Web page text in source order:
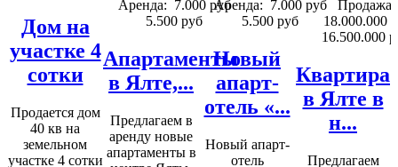
Дом на
участке 4
сотки
Продается дом
40 кв на
земельном
участке 4 сотки
Аренда: 7.000 руб
5.500 руб
Апартаменты
в Ялте,...
Предлагаем в
аренду новые
апартаменты в
Аренда: 7.000 руб
5.500 руб
Новый
апарт-
отель «...
Новый апарт-
отель
Продажа:
18.000.000
16.500.000
Квартира
в Ялте в
н...
Предлагаем